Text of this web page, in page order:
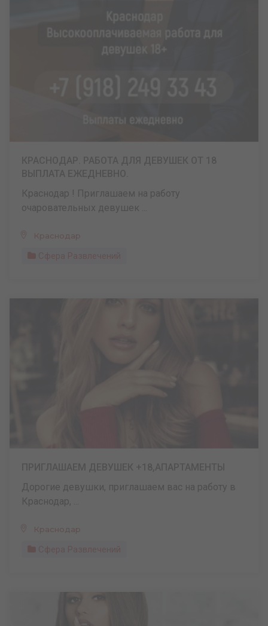
Краснодар ! Приглашаем на работу
очаровательных девушек ...
Краснодар
Сфера Развлечений
Дорогие девушки, приглашаем вас на работу в
Краснодар, ...
Краснодар
Сфера Развлечений